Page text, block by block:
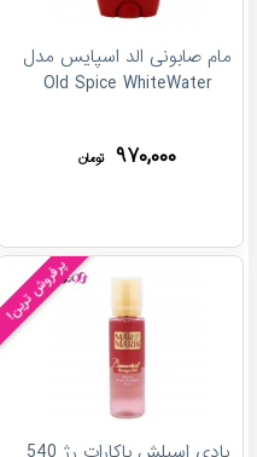
مام صابونی الد اسپایس مدل
Old Spice WhiteWater
۹۷۰,۰۰۰ تومان
پرفروش ترین!